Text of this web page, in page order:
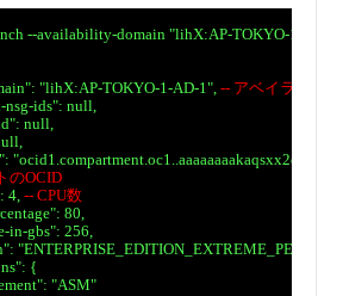
--availability-domain "lihX:AP-TOKYO-1-AD-1"
"lihX:AP-TOKYO-1-AD-1", -- アベイラビリ
ids": null,
null,
のOCID
4, -- CPU数
80,
gbs": 256,
{
"ASM"